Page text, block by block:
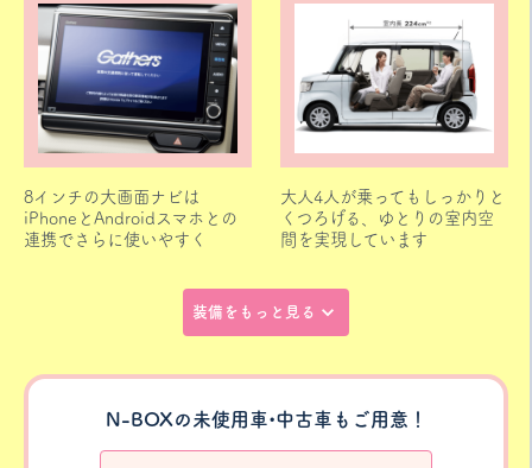
8インチの大画面ナビは
iPhoneとAndroidスマホとの
連携でさらに使いやすく
大人4人が乗ってもしっかりと
くつろげる、ゆとりの室内空
間を実現しています
装備をもっと見る
N-BOXの未使用車•中古車もご用意！